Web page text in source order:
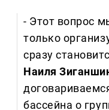
- Этот вопрос
только
сразу
Наиля
бассейна о